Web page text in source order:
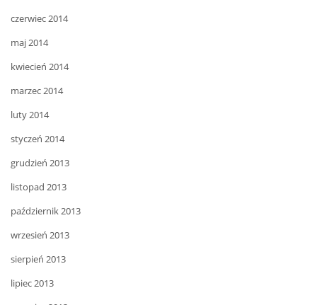
czerwiec 2014
maj 2014
kwiecień 2014
marzec 2014
luty 2014
styczeń 2014
grudzień 2013
listopad 2013
październik 2013
wrzesień 2013
sierpień 2013
lipiec 2013